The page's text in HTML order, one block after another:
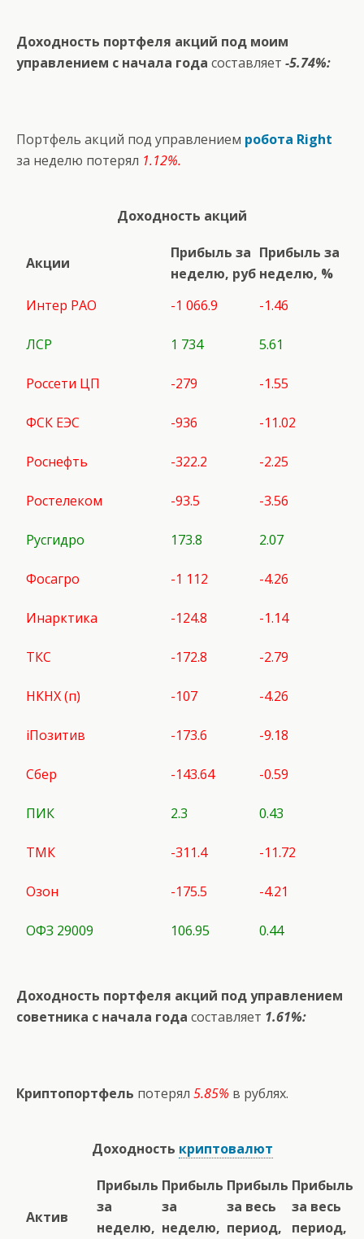
Доходность портфеля акций под моим
управлением с начала года составляет -5.74%:
Портфель акций под управлением робота Right
за неделю потерял 1.12%.
Доходность акций
Акции
Прибыль за
неделю, руб
Прибыль за
неделю, %
Интер РАО
-1 066.9 -1.46
ЛСР 1 734 5.61
Россети ЦП -279 -1.55
ФСК ЕЭС -936 -11.02
Роснефть -322.2 -2.25
Ростелеком -93.5 -3.56
Русгидро 173.8 2.07
Фосагро -1 112 -4.26
Инарктика -124.8 -1.14
ТКС -172.8 -2.79
НКНХ (п) -107 -4.26
iПозитив -173.6 -9.18
Сбер -143.64 -0.59
ПИК 2.3 0.43
ТМК -311.4 -11.72
Озон -175.5 -4.21
ОФЗ 29009 106.95 0.44
Доходность портфеля акций под управлением
советника с начала года составляет 1.61%:
Криптопортфель потерял 5.85% в рублях.
Доходность криптовалют
Актив
Прибыль
за
неделю,
Прибыль
за
неделю,
Прибыль
за весь
период,
Прибыль
за весь
период,